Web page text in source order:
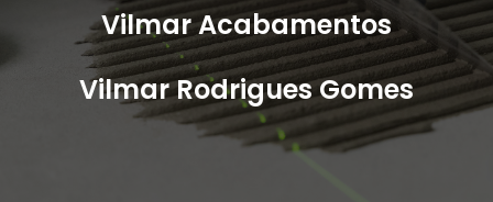
Vilmar Acabamentos
Vilmar Rodrigues Gomes